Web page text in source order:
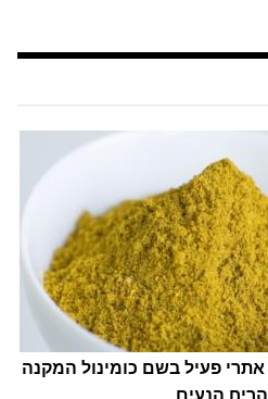
אתרי פעיל בשם כומינול המקנה
הנעים.